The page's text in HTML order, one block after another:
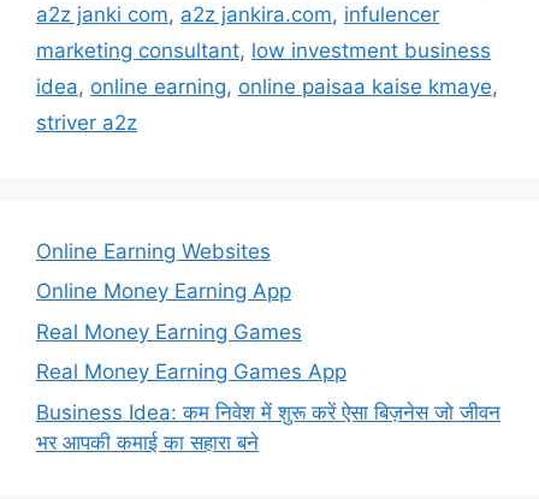
a2z janki com, a2z jankira.com, infulencer
marketing consultant, low investment business
idea, online earning, online paisaa kaise kmaye,
striver a2z
Online Earning Websites
Online Money Earning App
Real Money Earning Games
Real Money Earning Games App
Business Idea: कम निवेश में शुरू करें ऐसा बिज़नेस जो जीवन
भर आपकी कमाई का सहारा बने